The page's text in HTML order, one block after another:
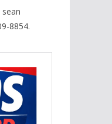
8854.